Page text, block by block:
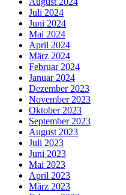
Juli 2024
Juni 2024
Mai 2024
April 2024
März 2024
Februar 2024
Januar 2024
Dezember 2023
November 2023
Oktober 2023
September 2023
August 2023
Juli 2023
Juni 2023
Mai 2023
April 2023
März 2023